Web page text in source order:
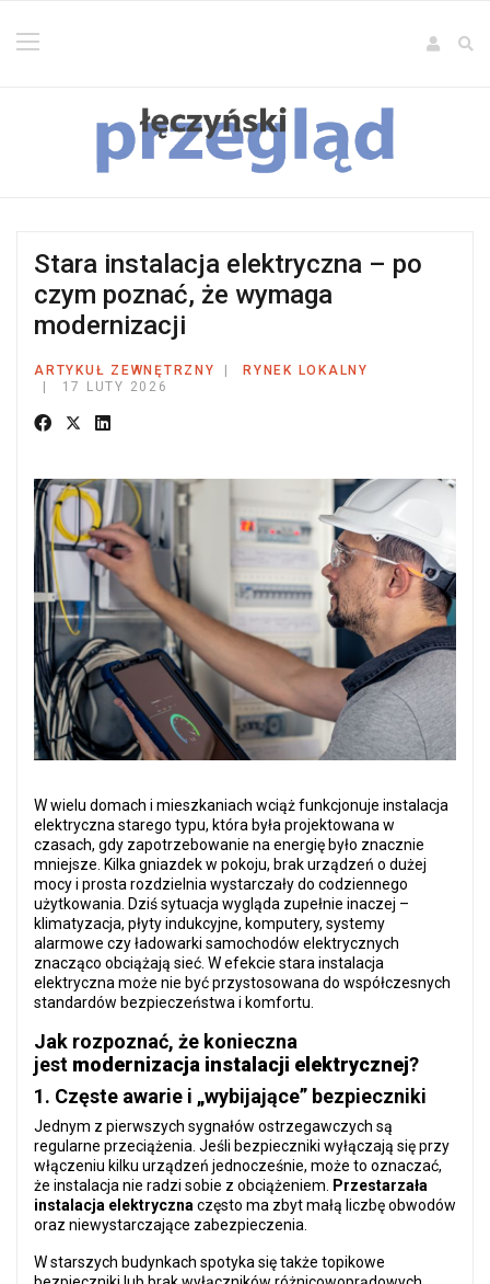
Stara instalacja elektryczna – po
czym poznać, że wymaga
modernizacji
ARTYKUŁ ZEWNĘTRZNY
RYNEK LOKALNY
17 LUTY 2026
W wielu domach i mieszkaniach wciąż funkcjonuje instalacja
elektryczna starego typu, która była projektowana w
czasach, gdy zapotrzebowanie na energię było znacznie
mniejsze. Kilka gniazdek w pokoju, brak urządzeń o dużej
mocy i prosta rozdzielnia wystarczały do codziennego
użytkowania. Dziś sytuacja wygląda zupełnie inaczej –
klimatyzacja, płyty indukcyjne, komputery, systemy
alarmowe czy ładowarki samochodów elektrycznych
znacząco obciążają sieć. W efekcie stara instalacja
elektryczna może nie być przystosowana do współczesnych
standardów bezpieczeństwa i komfortu.
Jak rozpoznać, że konieczna
jest modernizacja instalacji elektrycznej?
1. Częste awarie i „wybijające” bezpieczniki
Jednym z pierwszych sygnałów ostrzegawczych są
regularne przeciążenia. Jeśli bezpieczniki wyłączają się przy
włączeniu kilku urządzeń jednocześnie, może to oznaczać,
że instalacja nie radzi sobie z obciążeniem. Przestarzała
instalacja elektrycznaczęsto ma zbyt małą liczbę obwodów
oraz niewystarczające zabezpieczenia.
W starszych budynkach spotyka się także topikowe